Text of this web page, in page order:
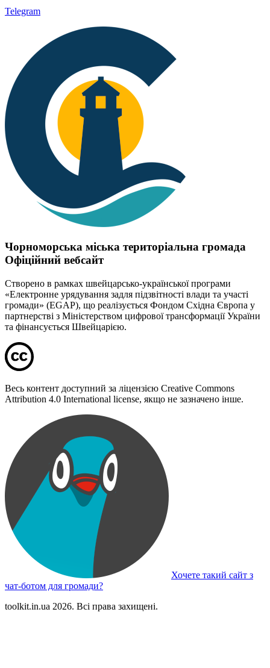
Telegram
Чорноморська міська територіальна громада
Офіційний вебсайт
Створено в рамках швейцарсько-української програми
«Електронне урядування задля підзвітності влади та участі
громади» (EGAP), що реалізується Фондом Східна Європа у
партнерстві з Міністерством цифрової трансформації України
та фінансується Швейцарією.
Весь контент доступний за ліцензією Creative Commons
Attribution 4.0 International license, якщо не зазначено інше.
Хочете такий сайт з
чат-ботом для громади?
toolkit.in.ua 2026. Всі права захищені.